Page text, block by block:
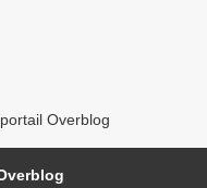
Overblog